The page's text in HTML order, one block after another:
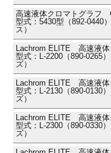
高速液体クロマトグラフ
型式：5430型（892-0440
ス）
Lachrom ELITE 高速液
型式：L-2200（890-0265
ズ）
Lachrom ELITE 高速液
型式：L-2130（890-0130
ズ）
Lachrom ELITE 高速液
型式：L-2300（890-0330
ズ）